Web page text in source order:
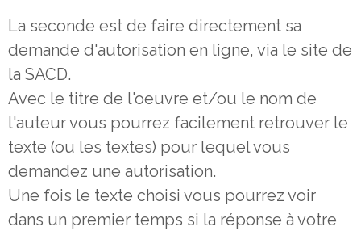
La seconde est de faire directement sa
demande d'autorisation en ligne, via le site de
la SACD.
Avec le titre de l'oeuvre et/ou le nom de
l'auteur vous pourrez facilement retrouver le
texte (ou les textes) pour lequel vous
demandez une autorisation.
Une fois le texte choisi vous pourrez voir
dans un premier temps si la réponse à votre